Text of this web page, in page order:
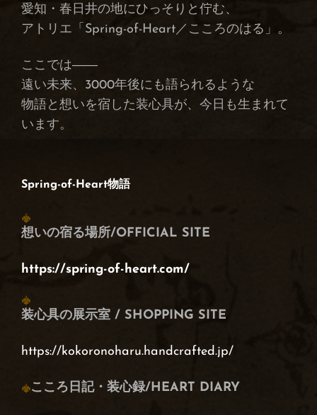
愛知・春日井の地にひっそりと佇む、
アトリエ「Spring-of-Heart／こころのはる」。
ここでは――
遠い未来、3000年後にも語られるような
物語と想いを宿した装心具が、今日も生まれて
います。
Spring-of-Heart物語
想いの宿る場所/OFFICIAL SITE
https://spring-of-heart.com/
装心具の展示室 / SHOPPING SITE
https://kokoronoharu.handcrafted.jp/
こころ日記・装心録/HEART DIARY